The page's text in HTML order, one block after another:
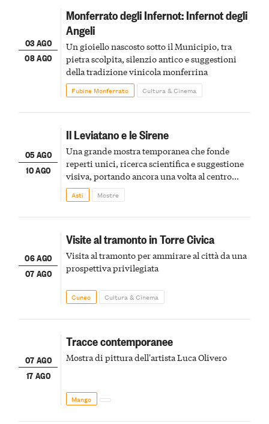
03 AGO
08 AGO
Monferrato degli Infernot: Infernot degli
Angeli
Un gioiello nascosto sotto il Municipio, tra
pietra scolpita, silenzio antico e suggestioni
della tradizione vinicola monferrina
Fubine Monferrato Cultura & Cinema
05 AGO
10 AGO
Il Leviatano e le Sirene
Una grande mostra temporanea che fonde
reperti unici, ricerca scientifica e suggestione
visiva, portando ancora una volta al centro
della scena le meraviglie del passato astigiano
Asti Mostre
06 AGO
07 AGO
Visite al tramonto in Torre Civica
Visita al tramonto per ammirare al città da una
prospettiva privilegiata
Cuneo Cultura & Cinema
07 AGO
17 AGO
Tracce contemporanee
Mostra di pittura dell'artista Luca Olivero
Mango